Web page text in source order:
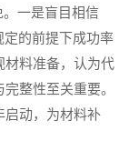
一是盲目相信
定的前提下成功率
材料准备，认为代
整性至关重要。
启动，为材料补